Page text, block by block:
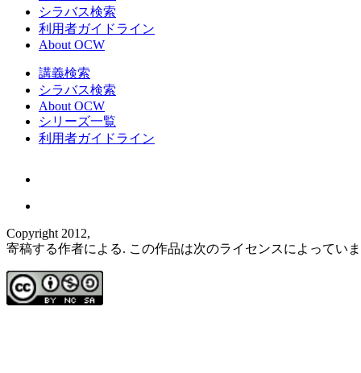
シラバス検索
利用者ガイドライン
About OCW
講義検索
シラバス検索
About OCW
シリーズ一覧
利用者ガイドライン
Copyright 2012,
寄稿する作者による. この作品は次のライセンスによってい